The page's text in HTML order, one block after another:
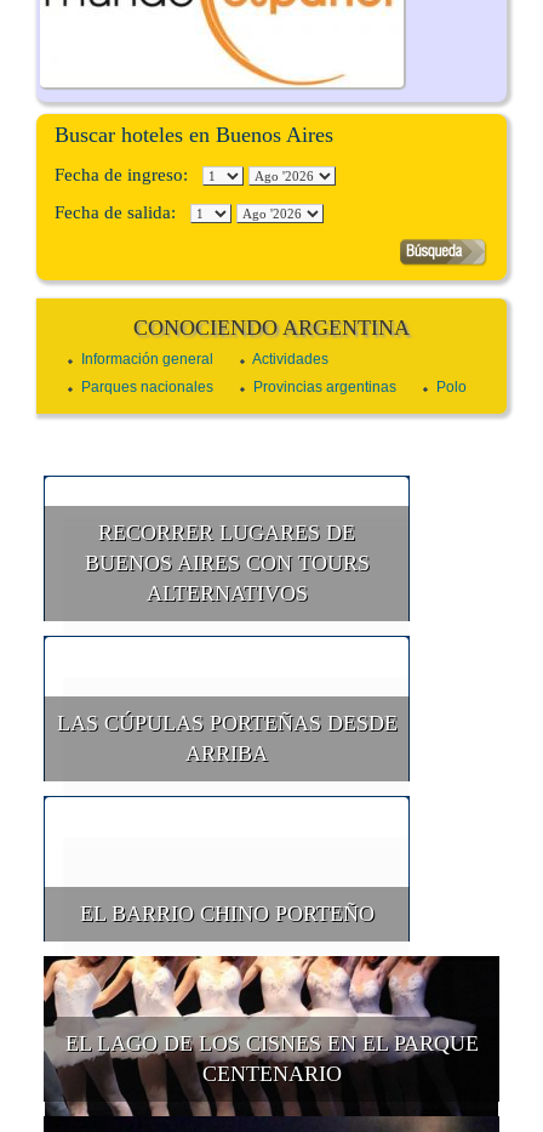
Buscar hoteles en Buenos Aires
Fecha de ingreso:
Fecha de salida:
CONOCIENDO ARGENTINA
Información general
Actividades
Parques nacionales
Provincias argentinas Polo
RECORRER LUGARES DE
BUENOS AIRES CON TOURS
ALTERNATIVOS
LAS CÚPULAS PORTEÑAS DESDE
ARRIBA
EL BARRIO CHINO PORTEÑO
EL LAGO DE LOS CISNES EN EL PARQUE
CENTENARIO